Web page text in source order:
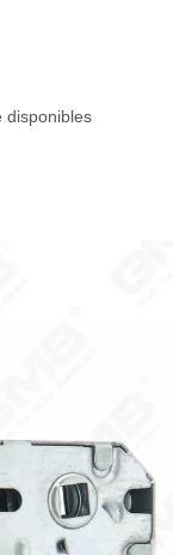
disponibles